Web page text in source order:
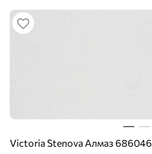
Victoria Stenova Алмаз 686046